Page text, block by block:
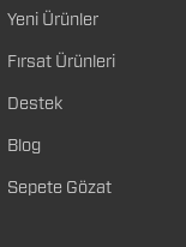
Yeni Ürünler
Fırsat Ürünleri
Destek
Blog
Sepete Gözat